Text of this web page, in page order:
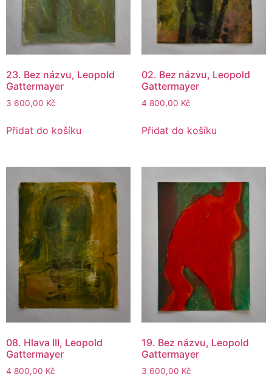
23. Bez názvu, Leopold
Gattermayer
3 600,00 Kč
Přidat do košíku
02. Bez názvu, Leopold
Gattermayer
4 800,00 Kč
Přidat do košíku
08. Hlava III, Leopold
Gattermayer
4 800,00 Kč
19. Bez názvu, Leopold
Gattermayer
3 600,00 Kč